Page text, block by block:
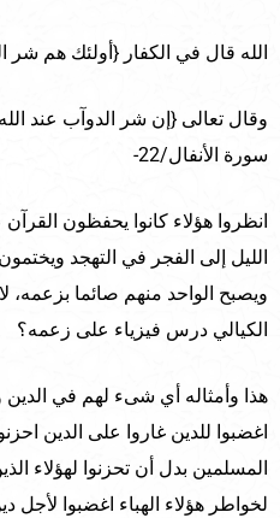
الله قال في الكفار {أولئك هم شر
وقال تعالى {إن شر الدوآب عند
سورة الأنفال/22-
انظروا هؤلاء كانوا يحفظون
الليل إلى الفجر في التهجد
ويصبح الواحد منهم صائما بزعمه،
الكيالي درس فيزياء على زعمه؟
هذا وأمثاله أي شىء لهم في الدين
اغضبوا للدين غاروا على الدين
المسلمين بدل أن تحزنوا لهؤلاء
لخواطر هؤلاء الهباء اغضبوا لأجل